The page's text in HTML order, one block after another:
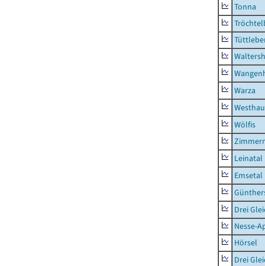
Tonna
Warza
Wölfis
Leinatal
Emsetal
Drei
Nesse-
Hörsel
Drei